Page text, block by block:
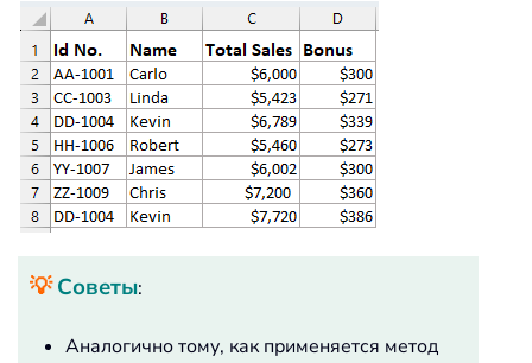
💡Советы:
Аналогично тому, как применяется метод